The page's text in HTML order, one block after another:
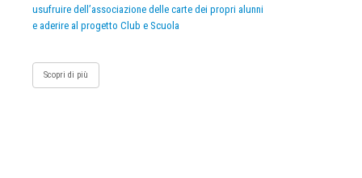
usufruire dell’associazione delle carte dei propri alunni
e aderire al progetto Club e Scuola
Scopri di più